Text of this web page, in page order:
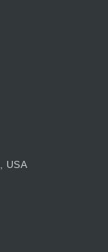
USA